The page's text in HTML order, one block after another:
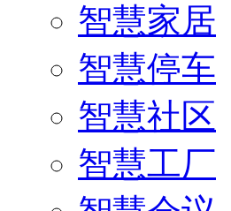
智慧家居
智慧停车
智慧社区
智慧工厂